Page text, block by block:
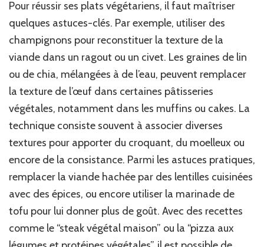
Pour réussir ses plats végétariens, il faut maîtriser
quelques astuces-clés. Par exemple, utiliser des
champignons pour reconstituer la texture de la
viande dans un ragout ou un civet. Les graines de lin
ou de chia, mélangées à de l’eau, peuvent remplacer
la texture de l’œuf dans certaines pâtisseries
végétales, notamment dans les muffins ou cakes. La
technique consiste souvent à associer diverses
textures pour apporter du croquant, du moelleux ou
encore de la consistance. Parmi les astuces pratiques,
remplacer la viande hachée par des lentilles cuisinées
avec des épices, ou encore utiliser la marinade de
tofu pour lui donner plus de goût. Avec des recettes
comme le “steak végétal maison” ou la “pizza aux